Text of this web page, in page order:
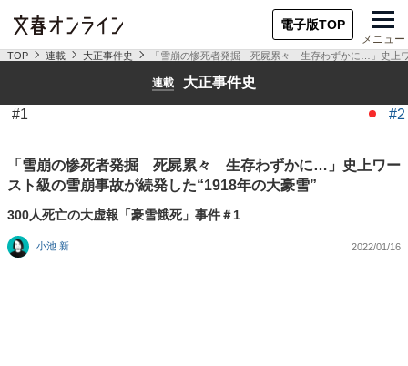
電子版TOP
メニュー
TOP 連載 大正事件史 「雪崩の惨死者発掘 死屍累々 生存わずかに…」史上
連載 大正事件史
#1 #2
「雪崩の惨死者発掘 死屍累々 生存わずかに…」史上ワー
スト級の雪崩事故が続発した“1918年の大豪雪”
300人死亡の大虚報「豪雪餓死」事件＃1
小池 新 2022/01/16